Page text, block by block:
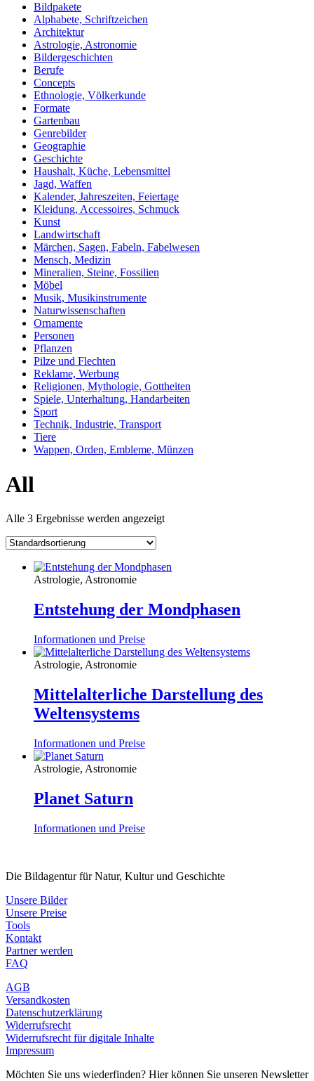
Bildpakete
Alphabete, Schriftzeichen
Architektur
Astrologie, Astronomie
Bildergeschichten
Berufe
Concepts
Ethnologie, Völkerkunde
Formate
Gartenbau
Genrebilder
Geographie
Geschichte
Haushalt, Küche, Lebensmittel
Jagd, Waffen
Kalender, Jahreszeiten, Feiertage
Kleidung, Accessoires, Schmuck
Kunst
Landwirtschaft
Märchen, Sagen, Fabeln, Fabelwesen
Mensch, Medizin
Mineralien, Steine, Fossilien
Möbel
Musik, Musikinstrumente
Naturwissenschaften
Ornamente
Personen
Pflanzen
Pilze und Flechten
Reklame, Werbung
Religionen, Mythologie, Gottheiten
Spiele, Unterhaltung, Handarbeiten
Sport
Technik, Industrie, Transport
Tiere
Wappen, Orden, Embleme, Münzen
All
Alle 3 Ergebnisse werden angezeigt
Astrologie, Astronomie
Entstehung der Mondphasen
Informationen und Preise
Astrologie, Astronomie
Mittelalterliche Darstellung des
Weltensystems
Informationen und Preise
Astrologie, Astronomie
Planet Saturn
Informationen und Preise
Die Bildagentur für Natur, Kultur und Geschichte
Unsere Bilder
Unsere Preise
Tools
Kontakt
Partner werden
FAQ
AGB
Versandkosten
Datenschutzerklärung
Widerrufsrecht
Widerrufsrecht für digitale Inhalte
Impressum
Möchten Sie uns wiederfinden? Hier können Sie unseren Newsletter